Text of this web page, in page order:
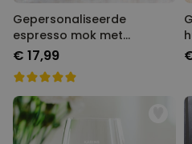
Gepersonaliseerde
espresso mok met
monogram
€ 17,99